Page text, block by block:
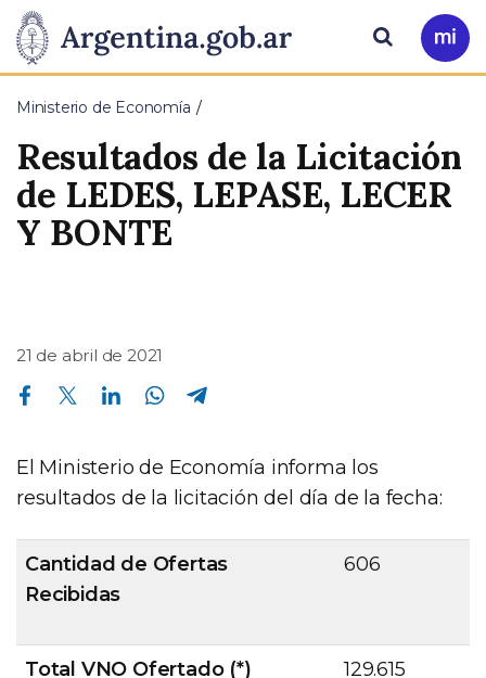
Presidencia
de
la
Nación
Pasar al contenido principal
Ir
a
Buscar
Ministerio de Economía
Resultados de la Licitación
de LEDES, LEPASE, LECER
Y BONTE
21 de abril de 2021
Compartir en Facebook Compartir en Twitter Compartir en Linkedin Compartir en Whatsapp
El Ministerio de Economía informa los
resultados de la licitación del día de la fecha:
Cantidad de Ofertas
Recibidas
606
Total VNO Ofertado (*) 129.615